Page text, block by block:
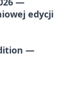
edycji
—